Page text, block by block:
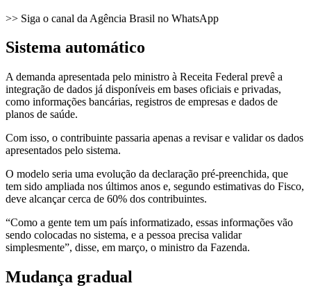
>> Siga o canal da Agência Brasil no WhatsApp
Sistema automático
A demanda apresentada pelo ministro à Receita Federal prevê a
integração de dados já disponíveis em bases oficiais e privadas,
como informações bancárias, registros de empresas e dados de
planos de saúde.
Com isso, o contribuinte passaria apenas a revisar e validar os dados
apresentados pelo sistema.
O modelo seria uma evolução da declaração pré-preenchida, que
tem sido ampliada nos últimos anos e, segundo estimativas do Fisco,
deve alcançar cerca de 60% dos contribuintes.
“Como a gente tem um país informatizado, essas informações vão
sendo colocadas no sistema, e a pessoa precisa validar
simplesmente”, disse, em março, o ministro da Fazenda.
Mudança gradual